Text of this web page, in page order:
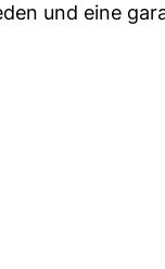
und eine